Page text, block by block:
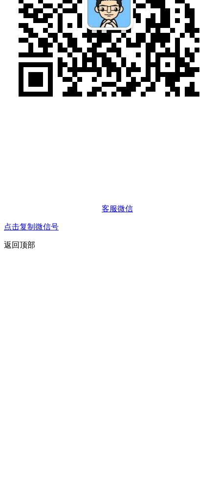
客服微信
点击复制微信号
返回顶部